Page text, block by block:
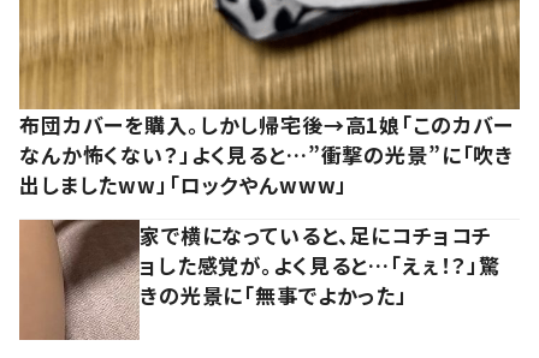
布団カバーを購入。しかし帰宅後→高1娘「このカバー
なんか怖くない？」よく見ると…”衝撃の光景”に「吹き
出しましたww」「ロックやんwww」
家で横になっていると、足にコチョコチ
ョした感覚が。よく見ると…「えぇ！？」驚
きの光景に「無事でよかった」